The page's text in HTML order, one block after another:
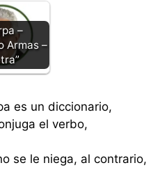
–
Armas –
es un diccionario,
el verbo,
se le niega, al contrario,